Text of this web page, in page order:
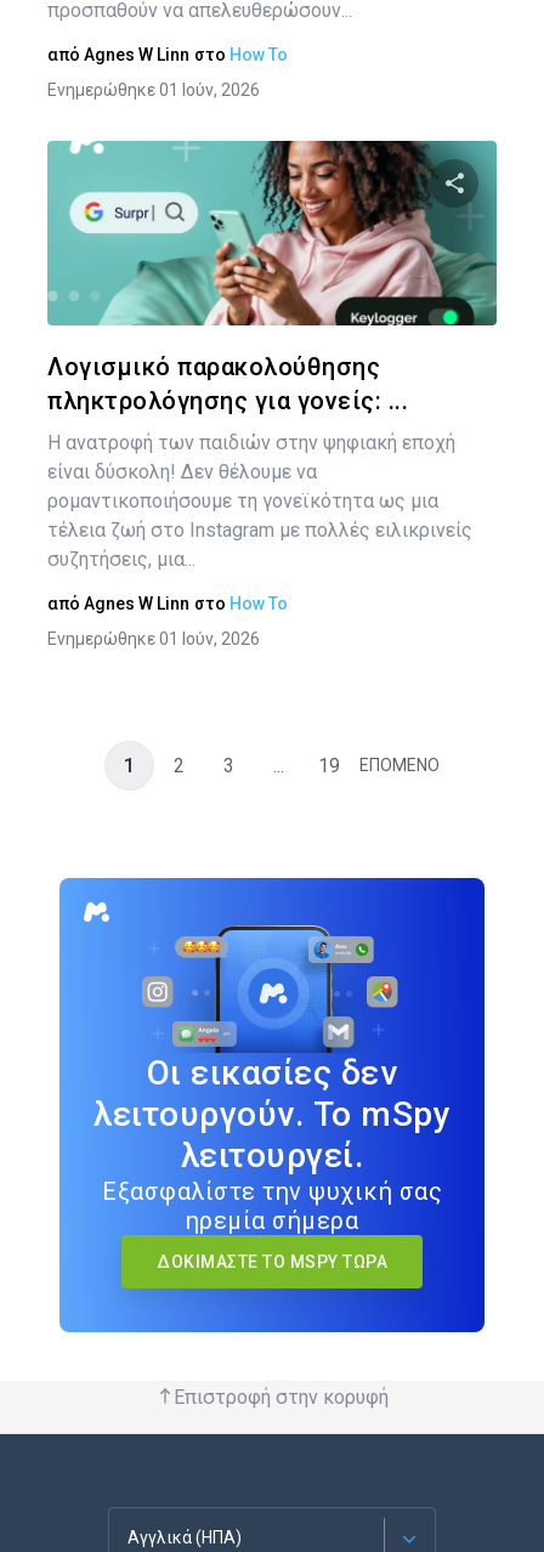
προσπαθούν να απελευθερώσουν...
από Agnes W Linn στο How To
Ενημερώθηκε 01 Ιούν, 2026
Λογισμικό παρακολούθησης
πληκτρολόγησης για γονείς: ...
Η ανατροφή των παιδιών στην ψηφιακή εποχή
είναι δύσκολη! Δεν θέλουμε να
ρομαντικοποιήσουμε τη γονεϊκότητα ως μια
τέλεια ζωή στο Instagram με πολλές ειλικρινείς
συζητήσεις, μια...
από Agnes W Linn στο How To
Ενημερώθηκε 01 Ιούν, 2026
1 2 3 ... 19 ΕΠΟΜΕΝΟ
Οι εικασίες δεν
λειτουργούν. Το mSpy
λειτουργεί.
Εξασφαλίστε την ψυχική σας
ηρεμία σήμερα
ΔΟΚΙΜΆΣΤΕ ΤΟ MSPY ΤΏΡΑ
Επιστροφή στην κορυφή
Αγγλικά (ΗΠΑ)